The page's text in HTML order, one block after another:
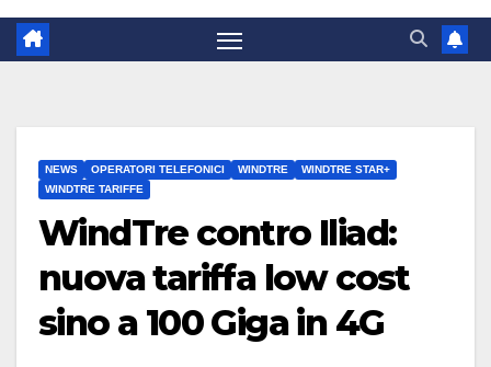
NEWS OPERATORI TELEFONICI WINDTRE
WINDTRE STAR+
WINDTRE TARIFFE
WindTre contro Iliad:
nuova tariffa low cost
sino a 100 Giga in 4G